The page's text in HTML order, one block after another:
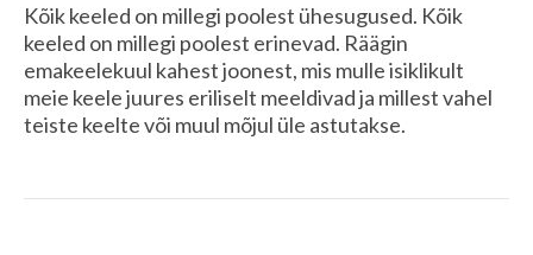
Kõik keeled on millegi poolest ühesugused. Kõik
keeled on millegi poolest erinevad. Räägin
emakeelekuul kahest joonest, mis mulle isiklikult
meie keele juures eriliselt meeldivad ja millest vahel
teiste keelte või muul mõjul üle astutakse.